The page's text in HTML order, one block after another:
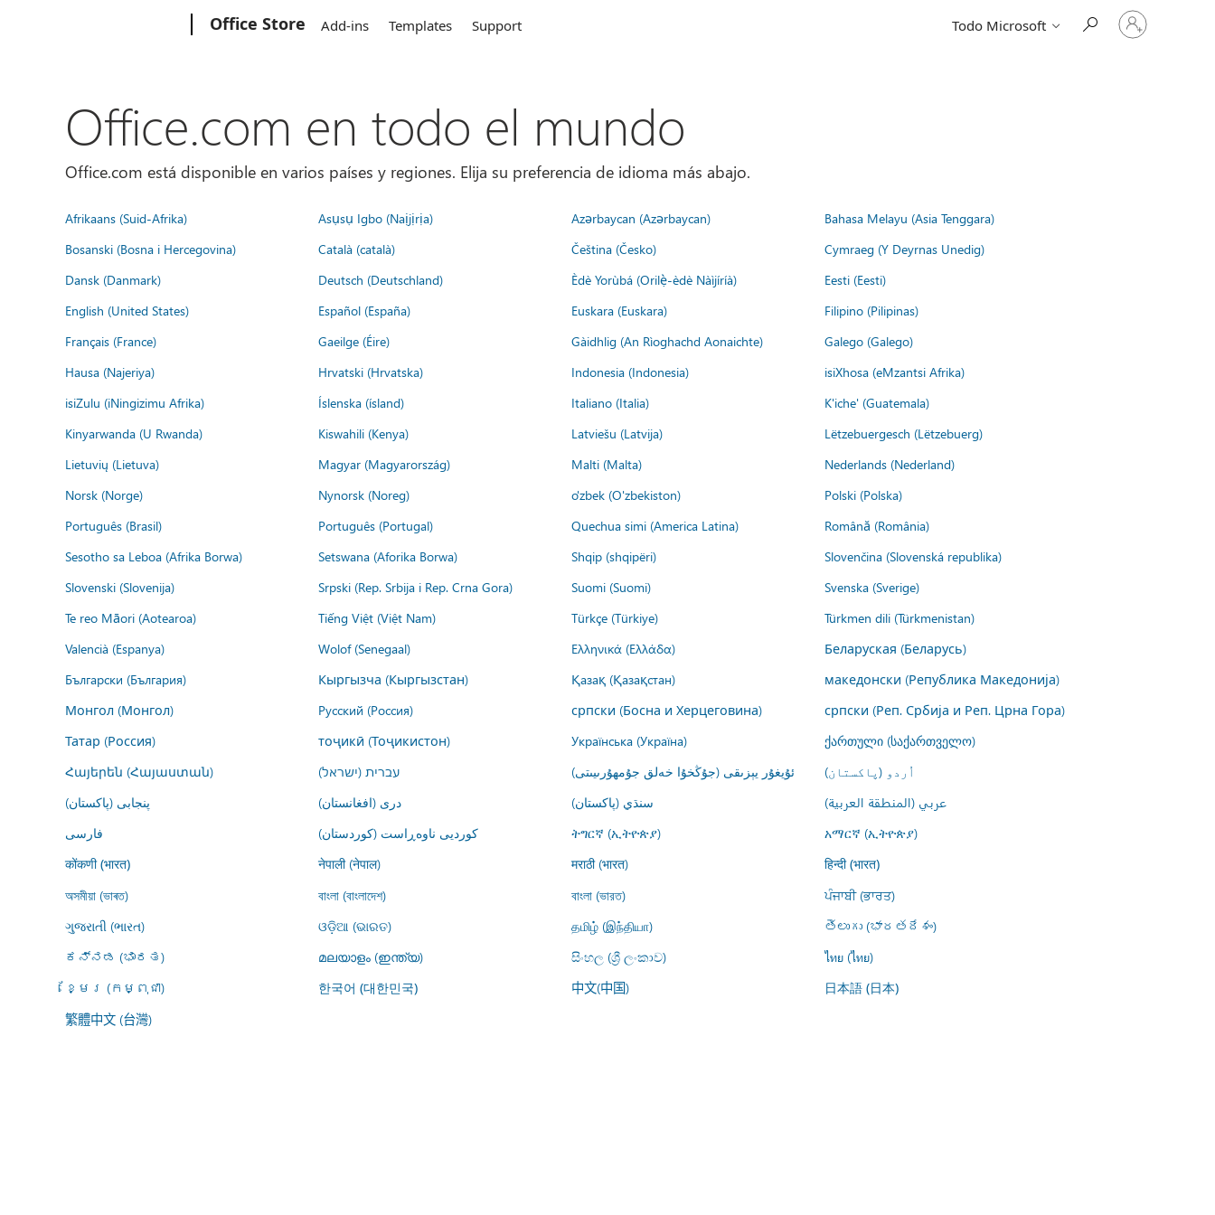
Office Store Add-ins Templates Support Todo Microsoft
Iniciar
sesión
Office.com en todo el mundo
Office.com está disponible en varios países y regiones. Elija su preferencia de idioma más abajo.
Afrikaans (Suid-Afrika) Asụsụ Igbo (Naịjịrịa) Azərbaycan (Azərbaycan)
Bahasa Melayu (Asia Tenggara)
Bosanski (Bosna i Hercegovina)
Català (català) Čeština (Česko)
Cymraeg (Y Deyrnas Unedig)
Dansk (Danmark)
Deutsch (Deutschland) Èdè Yorùbá (Orilẹ̀-èdè Nàìjíríà)
Eesti (Eesti)
English (United States)
Español (España) Euskara (Euskara)
Filipino (Pilipinas)
Français (France)
Gaeilge (Éire) Gàidhlig (An Rìoghachd Aonaichte)
Galego (Galego)
Hausa (Najeriya)
Hrvatski (Hrvatska) Indonesia (Indonesia)
isiXhosa (eMzantsi Afrika)
isiZulu (iNingizimu Afrika)
Íslenska (ísland) Italiano (Italia)
K'iche' (Guatemala)
Kinyarwanda (U Rwanda)
Kiswahili (Kenya) Latviešu (Latvija)
Lëtzebuergesch (Lëtzebuerg)
Lietuvių (Lietuva)
Magyar (Magyarország) Malti (Malta)
Nederlands (Nederland)
Norsk (Norge)
Nynorsk (Noreg) o'zbek (O'zbekiston)
Polski (Polska)
Português (Brasil)
Português (Portugal) Quechua simi (America Latina)
Română (România)
Sesotho sa Leboa (Afrika Borwa)
Setswana (Aforika Borwa) Shqip (shqipëri)
Slovenčina (Slovenská republika)
Slovenski (Slovenija)
Srpski (Rep. Srbija i Rep. Crna Gora) Suomi (Suomi)
Svenska (Sverige)
Te reo Māori (Aotearoa)
Tiếng Việt (Việt Nam) Türkçe (Türkiye)
Türkmen dili (Türkmenistan)
Valencià (Espanya)
Wolof (Senegaal) Ελληνικά (Ελλάδα)
Беларуская (Беларусь)
Български (България)
Кыргызча (Кыргызстан) Қазақ (Қазақстан)
македонски (Република Македонија)
Монгол (Монгол)
Русский (Россия) српски (Босна и Херцеговина)
српски (Реп. Србија и Реп. Црна Гора)
Татар (Россия)
тоҷикӣ (Тоҷикистон) Українська (Україна)
ქართული (საქართველო)
Հայերեն (Հայաստան)
עברית (ישראל) ئۇيغۇر يېزىقى (جۇڭخۇا خەلق جۇمھۇرىيىتى)
اُردو (پاکستان)
پنجابی (پاکستان)
درى (افغانستان) سنڌي (پاکستان)
عربي (المنطقة العربية)
فارسى
کوردیی ناوەڕاست (کوردستان) ትግርኛ (ኢትዮጵያ) አማርኛ (ኢትዮጵያ)
कोंकणी (भारत) नेपाली (नेपाल) मराठी (भारत) हिन्दी (भारत)
অসমীয়া (ভাৰত) বাংলা (বাংলাদেশ) বাংলা (ভারত)
ਪੰਜਾਬੀ (ਭਾਰਤ)
ગુજરાતી (ભારત)
ଓଡ଼ିଆ (ଭାରତ) தமிழ் (இந்தியா)
తెలుగు (భారతదేశం)
ಕನ್ನಡ (ಭಾರತ)
മലയാളം (ഇന്ത്യ) සිංහල (ශ්‍රී ලංකාව)
ไทย (ไทย)
ខ្មែរ (កម្ពុជា)
한국어 (대한민국) 中文(中国) 日本語 (日本)
繁體中文 (台灣)